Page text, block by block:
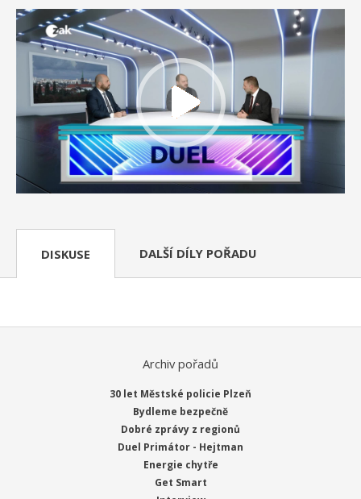
DISKUSE DALŠÍ DÍLY POŘADU
Archiv pořadů
30 let Městské policie Plzeň
Bydleme bezpečně
Dobré zprávy z regionů
Duel Primátor - Hejtman
Energie chytře
Get Smart